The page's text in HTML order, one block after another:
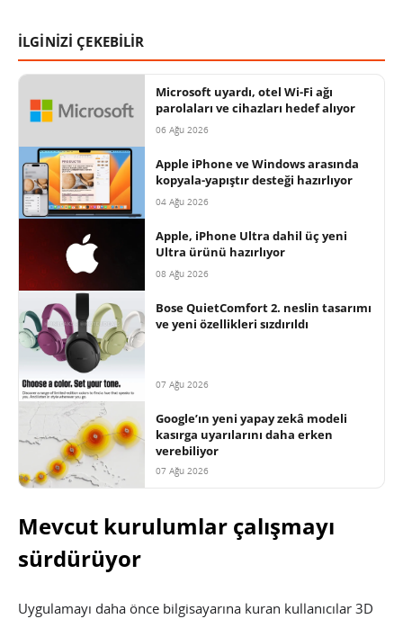
İLGİNİZİ ÇEKEBİLİR
Microsoft uyardı, otel Wi-Fi ağı
parolaları ve cihazları hedef alıyor
06 Ağu 2026
Apple iPhone ve Windows arasında
kopyala-yapıştır desteği hazırlıyor
04 Ağu 2026
Apple, iPhone Ultra dahil üç yeni
Ultra ürünü hazırlıyor
08 Ağu 2026
Bose QuietComfort 2. neslin tasarımı
ve yeni özellikleri sızdırıldı
07 Ağu 2026
Google’ın yeni yapay zekâ modeli
kasırga uyarılarını daha erken
verebiliyor
07 Ağu 2026
Mevcut kurulumlar çalışmayı
sürdürüyor
Uygulamayı daha önce bilgisayarına kuran kullanıcılar 3D